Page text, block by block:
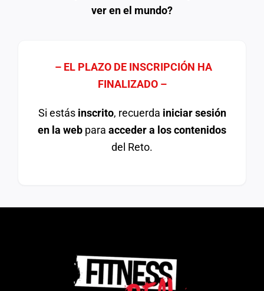
ver en el mundo?
– EL PLAZO DE INSCRIPCIÓN HA
FINALIZADO –
Si estás inscrito, recuerda iniciar sesión
en la web para acceder a los contenidos
del Reto.